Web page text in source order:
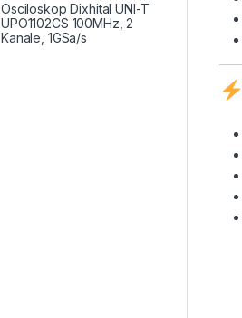
Osciloskop Dixhital UNI-T
UPO1102CS 100MHz, 2
Kanale, 1GSa/s